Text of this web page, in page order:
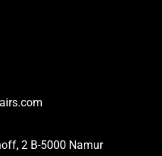
2 B-5000 Namur